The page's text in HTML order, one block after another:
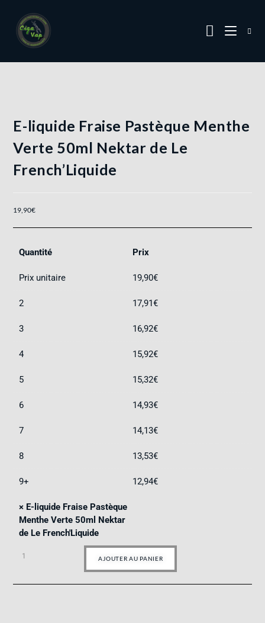
E-liquide Fraise Pastèque Menthe
Verte 50ml Nektar de Le
French’Liquide
19,90€
Quantité Prix
Prix unitaire 19,90€
2 17,91€
3 16,92€
4 15,92€
5 15,32€
6 14,93€
7 14,13€
8 13,53€
9+ 12,94€
× E-liquide Fraise Pastèque
Menthe Verte 50ml Nektar
de Le French'Liquide
AJOUTER AU PANIER